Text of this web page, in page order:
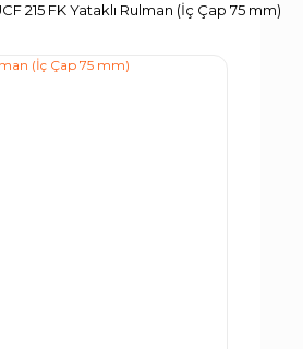
215 FK Yataklı Rulman (İç Çap 75 mm)